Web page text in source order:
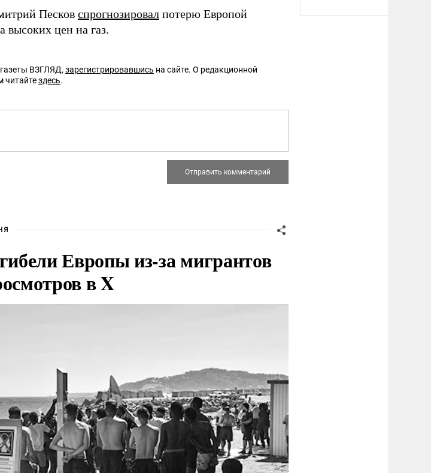
Песков спрогнозировал потерю Европой
высоких цен на газ.
ВЗГЛЯД, зарегистрировавшись на сайте. О редакционной
читайтездесь.
Европы из-за мигрантов
в X